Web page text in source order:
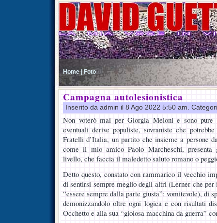
Home | Foto
Campagna autolesionistica
Inserito da admin il 8 Ago 2022 5:50 am.
Non voterò mai per Giorgia Meloni e sono pure
eventuali derive populiste, sovraniste che
Fratelli d’Italia, un partito che insieme a persone
come il mio amico Paolo Marcheschi, presenta
livello, che faccia il maledetto saluto romano o
Detto questo, constato con rammarico il vecchio
di sentirsi sempre meglio degli altri (Lerner che
“essere sempre dalla parte giusta”: vomitevole), di
demonizzandolo oltre ogni logica e con risultati
Occhetto e alla sua “gioiosa macchina da guerra”